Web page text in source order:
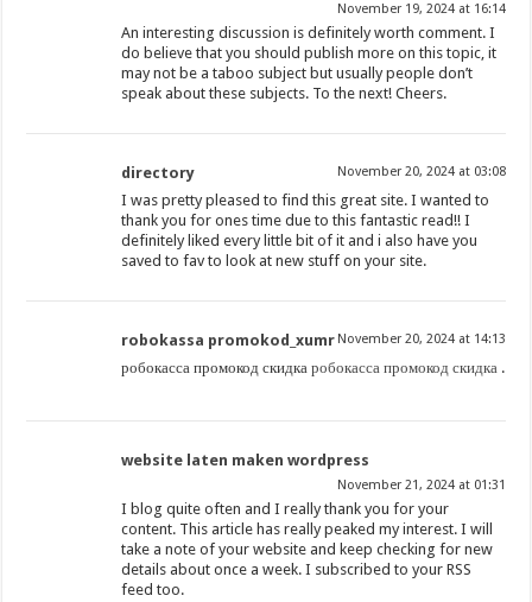
November 19, 2024 at 16:14
An interesting discussion is definitely worth comment. I
do believe that you should publish more on this topic, it
may not be a taboo subject but usually people don’t
speak about these subjects. To the next! Cheers.
directory November 20, 2024 at 03:08
I was pretty pleased to find this great site. I wanted to
thank you for ones time due to this fantastic read!! I
definitely liked every little bit of it and i also have you
saved to fav to look at new stuff on your site.
robokassa promokod_xumr November 20, 2024 at 14:13
робокасса промокод скидкаробокасса промокод скидка .
website laten maken wordpress
November 21, 2024 at 01:31
I blog quite often and I really thank you for your
content. This article has really peaked my interest. I will
take a note of your website and keep checking for new
details about once a week. I subscribed to your RSS
feed too.